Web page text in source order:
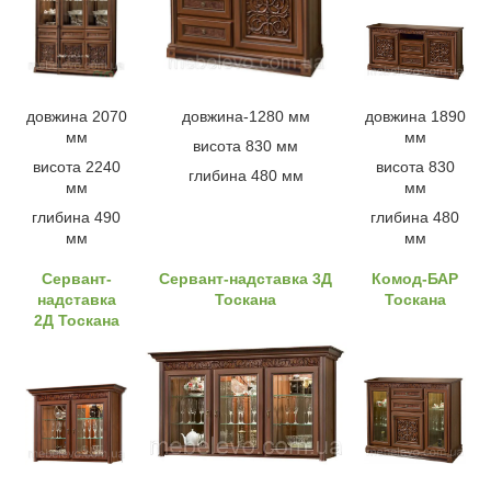
довжина 2070
мм
висота 2240
мм
глибина 490
мм
довжина-1280 мм
висота 830 мм
глибина 480 мм
довжина 1890
мм
висота 830
мм
глибина 480
мм
Сервант-
надставка
2Д Тоскана
Сервант-надставка 3Д
Тоскана
Комод-БАР
Тоскана